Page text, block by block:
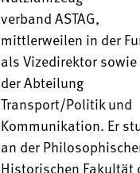
verband ASTAG,
mittlerweilen in der
als Vizedirektor
der Abteilung
Transport/Politik und
Kommunikation. Er
an der
Historischen Fakultät